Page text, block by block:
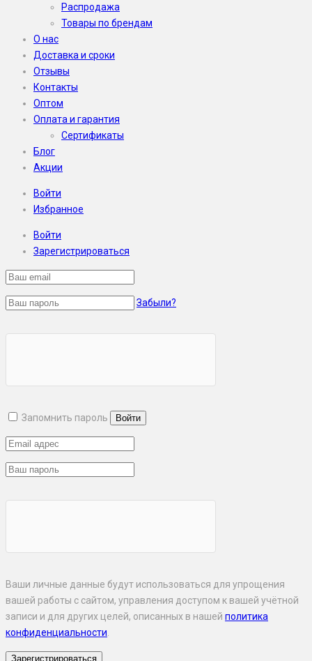
Распродажа
Товары по брендам
О нас
Доставка и сроки
Отзывы
Контакты
Оптом
Оплата и гарантия
Сертификаты
Блог
Акции
Войти
Избранное
Войти
Зарегистрироваться
Забыли?
Запомнить пароль
Ваши личные данные будут использоваться для упрощения
вашей работы с сайтом, управления доступом к вашей учётной
записи и для других целей, описанных в нашей политика
конфиденциальности